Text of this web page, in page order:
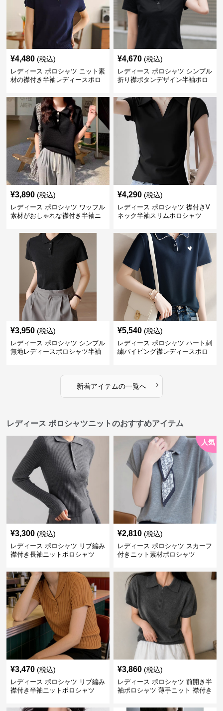
¥4,480 (税込)
レディース ポロシャツ ニット素
材の襟付き半袖レディースポロ
¥4,670 (税込)
レディース ポロシャツ シンプル
折り襟ボタンデザイン半袖ポロ
¥3,890 (税込)
レディース ポロシャツ ワッフル
素材がおしゃれな襟付き半袖ニ
¥4,290 (税込)
レディース ポロシャツ 襟付きV
ネック半袖スリムポロシャツ
¥3,950 (税込)
レディース ポロシャツ シンプル
無地レディースポロシャツ半袖
¥5,540 (税込)
レディース ポロシャツ ハート刺
繍パイピング襟レディースポロ
新着アイテムの一覧へ ›
レディース ポロシャツニットのおすすめアイテム
¥3,300 (税込)
レディース ポロシャツ リブ編み
襟付き長袖ニットポロシャツ
人気
¥2,810 (税込)
レディース ポロシャツ スカーフ
付きニット素材ポロシャツ
¥3,470 (税込)
レディース ポロシャツ リブ編み
襟付き半袖ニットポロシャツ
¥3,860 (税込)
レディース ポロシャツ 前開き半
袖ポロシャツ 薄手ニット 襟付き